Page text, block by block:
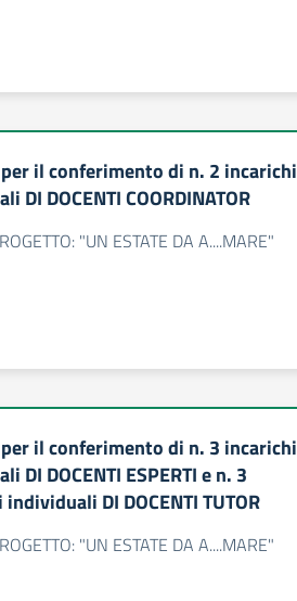
il conferimento di n. 2 incarichi
DI DOCENTI COORDINATOR
"UN ESTATE DA A....MARE"
il conferimento di n. 3 incarichi
DI DOCENTI ESPERTI e n. 3
DI DOCENTI TUTOR
"UN ESTATE DA A....MARE"